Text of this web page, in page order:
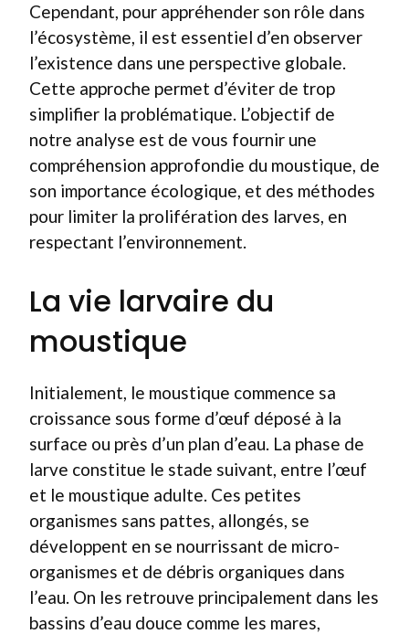
Cependant, pour appréhender son rôle dans
l’écosystème, il est essentiel d’en observer
l’existence dans une perspective globale.
Cette approche permet d’éviter de trop
simplifier la problématique. L’objectif de
notre analyse est de vous fournir une
compréhension approfondie du moustique, de
son importance écologique, et des méthodes
pour limiter la prolifération des larves, en
respectant l’environnement.
La vie larvaire du
moustique
Initialement, le moustique commence sa
croissance sous forme d’œuf déposé à la
surface ou près d’un plan d’eau. La phase de
larve constitue le stade suivant, entre l’œuf
et le moustique adulte. Ces petites
organismes sans pattes, allongés, se
développent en se nourrissant de micro-
organismes et de débris organiques dans
l’eau. On les retrouve principalement dans les
bassins d’eau douce comme les mares,